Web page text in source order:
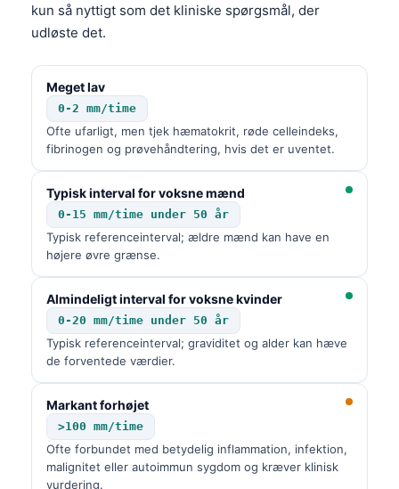
kun så nyttigt som det kliniske spørgsmål, der
udløste det.
Meget lav
0-2 mm/time
Ofte ufarligt, men tjek hæmatokrit, røde celleindeks,
fibrinogen og prøvehåndtering, hvis det er uventet.
Typisk interval for voksne mænd
0-15 mm/time under 50 år
Typisk referenceinterval; ældre mænd kan have en
højere øvre grænse.
Almindeligt interval for voksne kvinder
0-20 mm/time under 50 år
Typisk referenceinterval; graviditet og alder kan hæve
de forventede værdier.
Markant forhøjet
>100 mm/time
Ofte forbundet med betydelig inflammation, infektion,
malignitet eller autoimmun sygdom og kræver klinisk
vurdering.